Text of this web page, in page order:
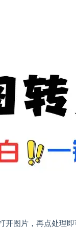
开图片，再点处理即